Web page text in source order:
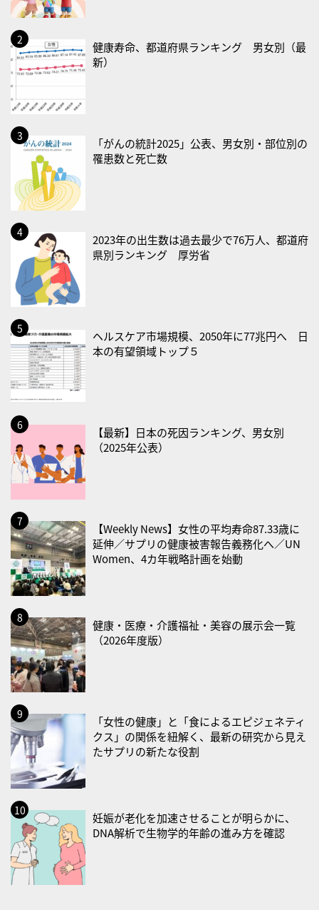
2026/08/19(水)
・食育の日
2026/08/21(金)
・治療アプリの日
・献血の日
2026/08/22(土)
・禁煙の日
2026/08/23(日)
・不眠の日
・乳酸菌の日
2026/08/25(火)
・いたわり肌の日
2026/08/26(水)
・風呂の日
2026/08/29(土)
・筋肉強化の日
2026/08/30(日)
・ＥＰＡの日
2026/08/31(月)
・菜の日
・血管内破砕術（IVL）の日
2026/09/01(火)
・がん征圧月間
・世界アルツハイマー月間
・健康増進普及月間
・歯ヂカラ探究月間
・職場の健康診断実施強化月間
・大腸がん検診の日
・防災の日
2026/09/02(水)
・がん征圧月間
・世界アルツハイマー月間
・健康増進普及月間
・歯ヂカラ探究月間
・職場の健康診断実施強化月間
2026/09/03(木)
・がん征圧月間
・世界アルツハイマー月間
・健康増進普及月間
健康寿命、都道府県ランキング 男女別（最
新）
「がんの統計2025」公表、男女別・部位別の
罹患数と死亡数
2023年の出生数は過去最少で76万人、都道府
県別ランキング 厚労省
ヘルスケア市場規模、2050年に77兆円へ 日
本の有望領域トップ５
【最新】日本の死因ランキング、男女別
（2025年公表）
【Weekly News】女性の平均寿命87.33歳に
延伸／サプリの健康被害報告義務化へ／UN
Women、4カ年戦略計画を始動
健康・医療・介護福祉・美容の展示会一覧
（2026年度版）
「女性の健康」と「食によるエピジェネティ
クス」の関係を紐解く、最新の研究から見え
たサプリの新たな役割
妊娠が老化を加速させることが明らかに、
DNA解析で生物学的年齢の進み方を確認